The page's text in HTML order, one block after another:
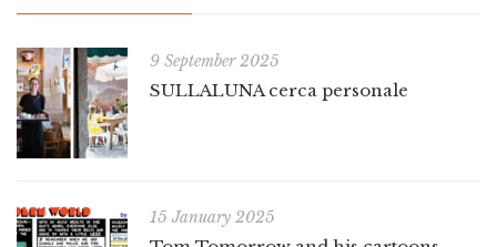
9 September 2025
SULLALUNA cerca personale
15 January 2025